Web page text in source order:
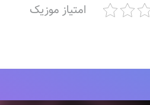
امتیاز موزیک